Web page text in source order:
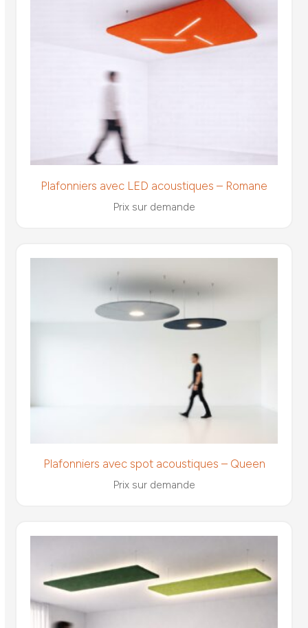
Plafonniers avec LED acoustiques – Romane
Prix sur demande
Plafonniers avec spot acoustiques – Queen
Prix sur demande